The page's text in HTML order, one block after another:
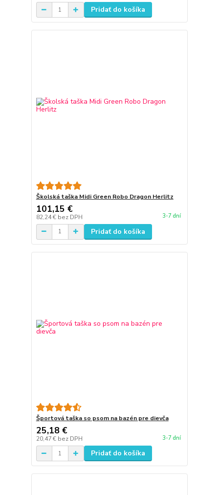
Pridať do košíka
Školská taška Midi Green Robo Dragon Herlitz
101,15 €
82,24 € bez DPH 3-7 dní
Pridať do košíka
Športová taška so psom na bazén pre dievča
25,18 €
20,47 € bez DPH 3-7 dní
Pridať do košíka